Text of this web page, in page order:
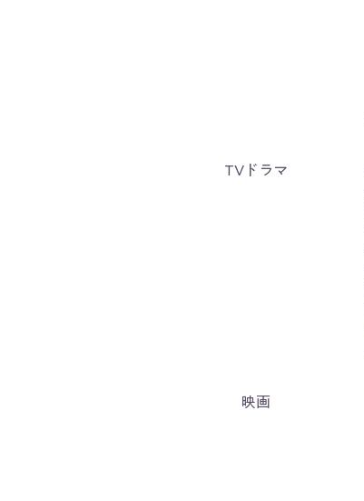
TVドラマ
映画